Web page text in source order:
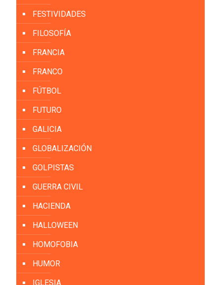
FESTIVIDADES
FILOSOFÍA
FRANCIA
FRANCO
FÚTBOL
FUTURO
GALICIA
GLOBALIZACIÓN
GOLPISTAS
GUERRA CIVIL
HACIENDA
HALLOWEEN
HOMOFOBIA
HUMOR
IGLESIA